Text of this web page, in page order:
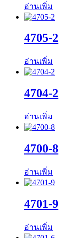
อ่านเพิ่ม
4705-2
อ่านเพิ่ม
4704-2
อ่านเพิ่ม
4700-8
อ่านเพิ่ม
4701-9
อ่านเพิ่ม